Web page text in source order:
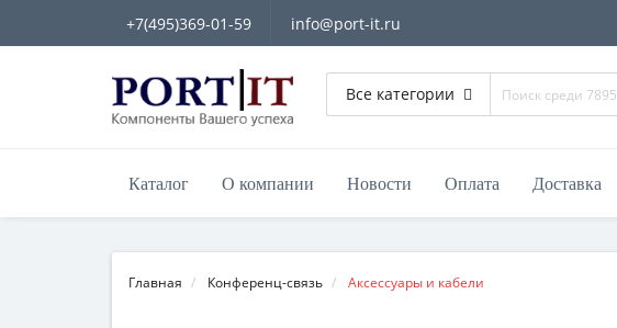
+7(495)369-01-59 info@port-it.ru
Все категории
Каталог О компании Новости Оплата Доставка
Главная Конференц-связь Аксессуары и кабели